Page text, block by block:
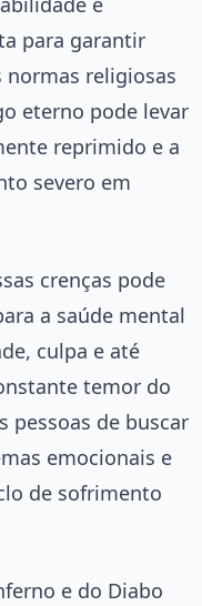
para garantir
normas religiosas
eterno pode levar
reprimido e a
severo em
crenças pode
a saúde mental
culpa e até
temor do
pessoas de buscar
emocionais e
de sofrimento
e do Diabo